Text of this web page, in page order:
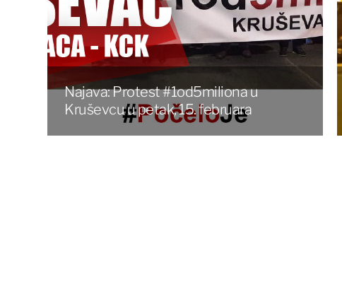
Najava: Protest #1od5miliona u
Kruševcu u petak, 15. februara